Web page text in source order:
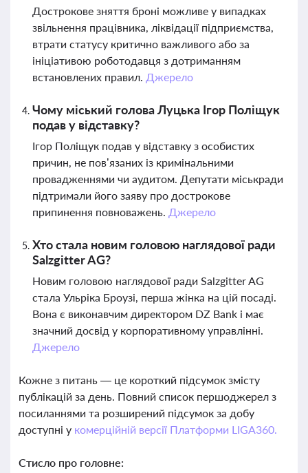
Дострокове зняття броні можливе у випадках
звільнення працівника, ліквідації підприємства,
втрати статусу критично важливого або за
ініціативою роботодавця з дотриманням
встановлених правил. Джерело
Чому міський голова Луцька Ігор Поліщук
подав у відставку?
Ігор Поліщук подав у відставку з особистих
причин, не пов’язаних із кримінальними
провадженнями чи аудитом. Депутати міськради
підтримали його заяву про дострокове
припинення повноважень. Джерело
Хто стала новим головою наглядової ради
Salzgitter AG?
Новим головою наглядової ради Salzgitter AG
стала Ульріка Броузі, перша жінка на цій посаді.
Вона є виконавчим директором DZ Bank і має
значний досвід у корпоративному управлінні.
Джерело
Кожне з питань — це короткий підсумок змісту
публікацій за день. Повний список першоджерел з
посиланнями та розширений підсумок за добу
доступні у комерційній версії Платформи LIGA360.
Стисло про головне: